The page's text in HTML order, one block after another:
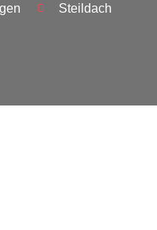
Steildach